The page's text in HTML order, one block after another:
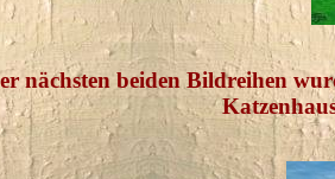
nächsten beiden Bildreihen